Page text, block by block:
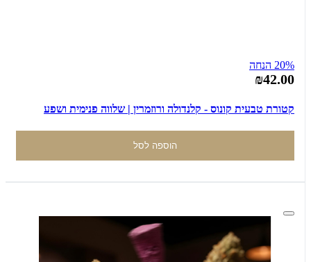
20% הנחה
₪42.00
קטורת טבעית קונוס - קלנדולה ורוזמרין | שלווה פנימית ושפע
הוספה לסל